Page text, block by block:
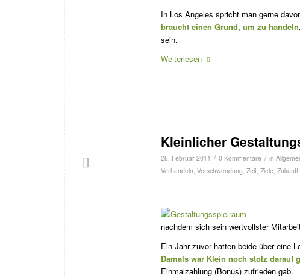
In Los Angeles spricht man gerne
braucht einen Grund, um zu handeln
sein.
Weiterlesen
Kleinlicher
28. Februar 2011 / 0 Kommentare / in
Verhandeln Verschwendung Zeit Ziele Zukunft
nachdem sich sein wert­vollster
Ein Jahr zuvor hatten beide über eine
Damals war Klein noch stolz darauf
Einmalzahlung (Bonus) zufrieden gab.